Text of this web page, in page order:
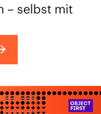
– selbst mit